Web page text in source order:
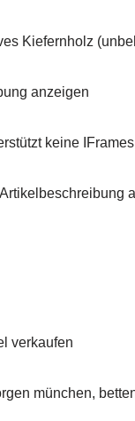
Kiefernholz
anzeigen
keine
verkaufen
münchen,